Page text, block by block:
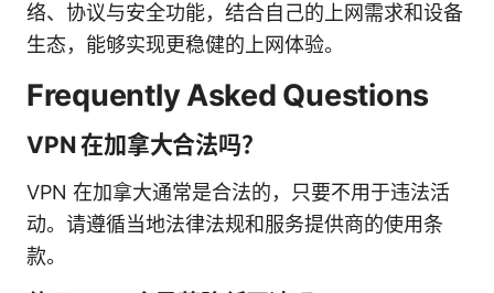
络、协议与安全功能，结合自己的上网需求和设备
生态，能够实现更稳健的上网体验。
Frequently Asked Questions
VPN 在加拿大合法吗？
VPN 在加拿大通常是合法的，只要不用于违法活
动。请遵循当地法律法规和服务提供商的使用条
款。